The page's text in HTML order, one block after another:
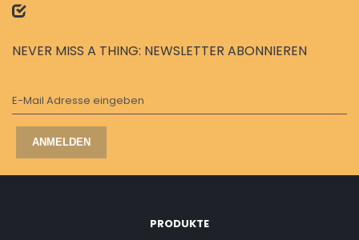
NEVER MISS A THING: NEWSLETTER ABONNIEREN
E-Mail Adresse eingeben
ANMELDEN
PRODUKTE